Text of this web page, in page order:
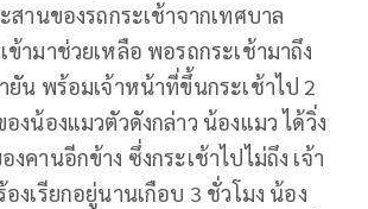
สานของรถกระเช้าจากเทศบาล
ข้ามาช่วยเหลือ พอรถกระเช้ามาถึง
ยัน พร้อมเจ้าหน้าที่ขึ้นกระเช้าไป 2
งน้องแมวตัวดังกล่าว น้องแมว ได้วิ่ง
คานอีกข้าง ซึ่งกระเช้าไปไม่ถึง เจ้า
งเรียกอยู่นานเกือบ 3 ชั่วโมง น้อง